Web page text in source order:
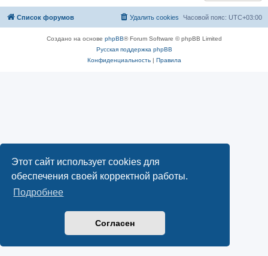
Этот сайт использует cookies для
обеспечения своей корректной работы.
Подробнее
Согласен
Список форумов Часовой пояс: UTC+03:00
Удалить cookies
Создано на основе phpBB® Forum Software © phpBB Limited
Русская поддержка phpBB
Конфиденциальность| Правила